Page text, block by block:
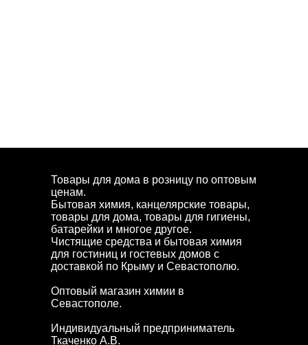
Товары для дома в розницу по оптовым
ценам.
Бытовая химия, канцелярские товары,
товары для дома, товары для гигиены,
батарейки и многое другое.
Чистящие средства и бытовая химия
для гостиниц и гостевых домов с
доставкой по Крыму и Севастополю.
Оптовый магазин химии в
Севастополе.
Индивидуальный предприниматель
Ткаченко А.В.